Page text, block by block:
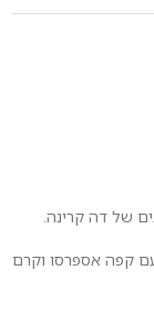
של דה קרינה.
קפה אספרסו וקרם